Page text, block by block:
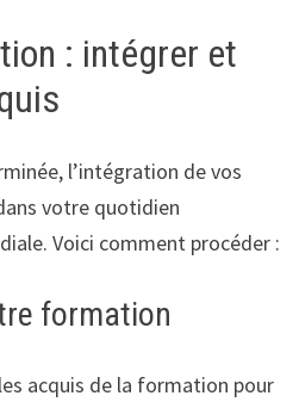
: intégrer et
l’intégration de vos
votre quotidien
Voici comment procéder :
formation
acquis de la formation pour